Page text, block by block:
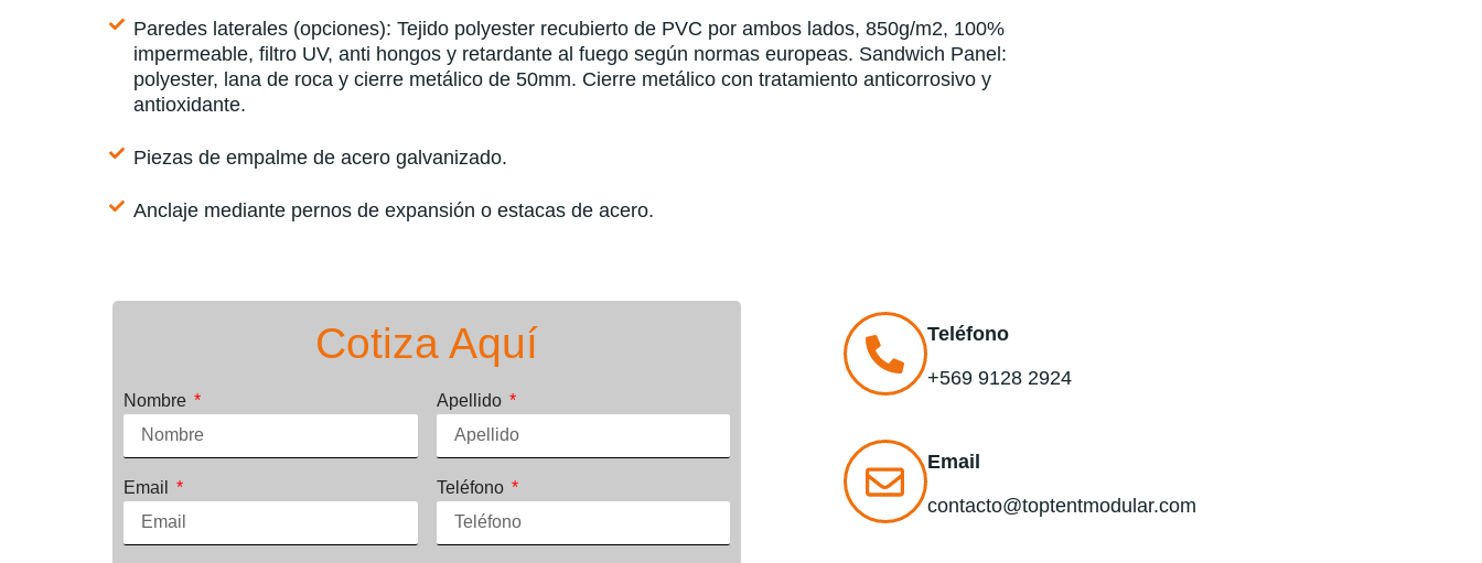
Paredes laterales (opciones): Tejido polyester recubierto de PVC por ambos lados, 850g/m2, 100%
impermeable, filtro UV, anti hongos y retardante al fuego según normas europeas. Sandwich Panel:
polyester, lana de roca y cierre metálico de 50mm. Cierre metálico con tratamiento anticorrosivo y
antioxidante.
Piezas de empalme de acero galvanizado.
Anclaje mediante pernos de expansión o estacas de acero.
Cotiza Aquí
Nombre Apellido
Email Teléfono
Teléfono
+569 9128 2924
Email
contacto@toptentmodular.com